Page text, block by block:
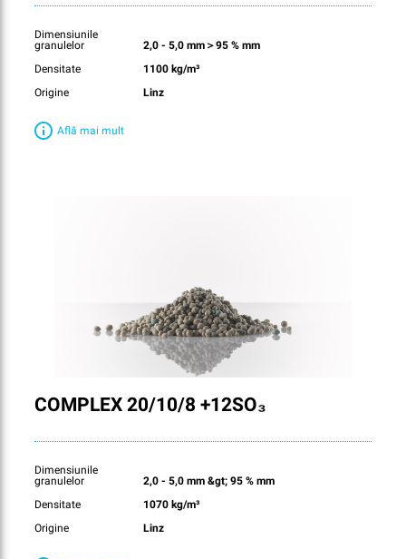
Dimensiunile
granulelor
2,0 - 5,0 mm＞95 % mm
Densitate
1100 kg/m³
Origine
Linz
Află mai mult
COMPLEX 20/10/8 +12SO₃
Dimensiunile
granulelor
2,0 - 5,0 mm &gt; 95 % mm
Densitate
1070 kg/m³
Origine
Linz